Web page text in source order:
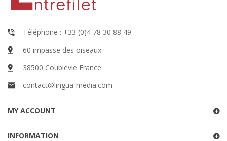
Téléphone : +33 (0)4 78 30 88 49
60 impasse des oiseaux
38500 Coublevie France
contact@lingua-media.com
MY ACCOUNT
INFORMATION